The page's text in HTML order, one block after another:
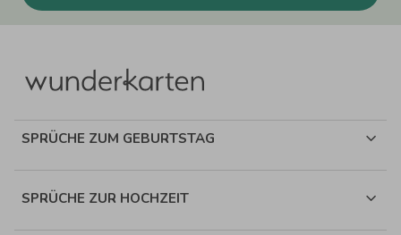
SPRÜCHE ZUM GEBURTSTAG
SPRÜCHE ZUR HOCHZEIT